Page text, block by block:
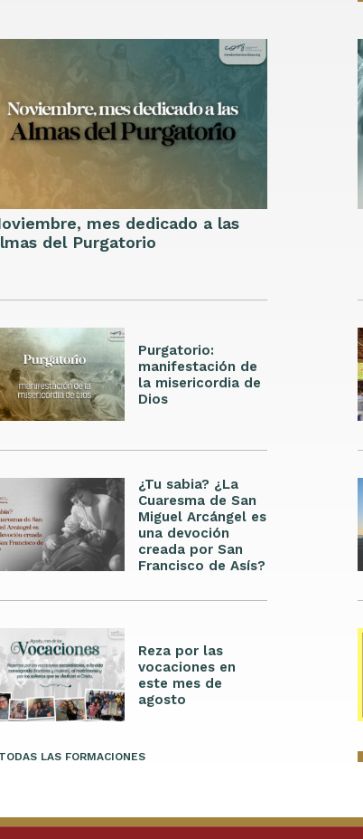
mes dedicado a las
del Purgatorio
Purgatorio:
manifestación de
la misericordia de
Dios
¿Tu sabia? ¿La
Cuaresma de San
Miguel Arcángel es
una devoción
creada por San
Francisco de Asís?
Reza por las
vocaciones en
este mes de
agosto
TODAS LAS FORMACIONES